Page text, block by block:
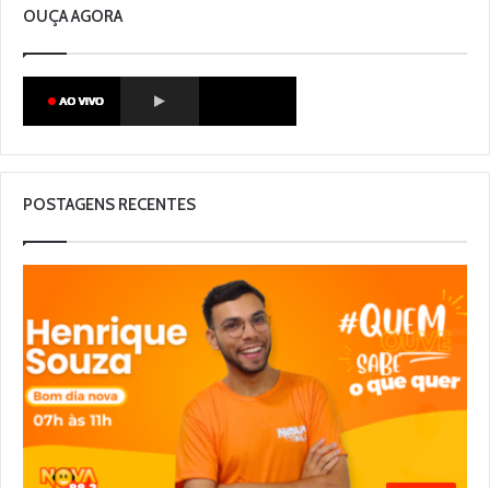
OUÇA AGORA
POSTAGENS RECENTES